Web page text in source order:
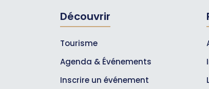
Découvrir
Tourisme
Agenda & Événements
Inscrire un événement